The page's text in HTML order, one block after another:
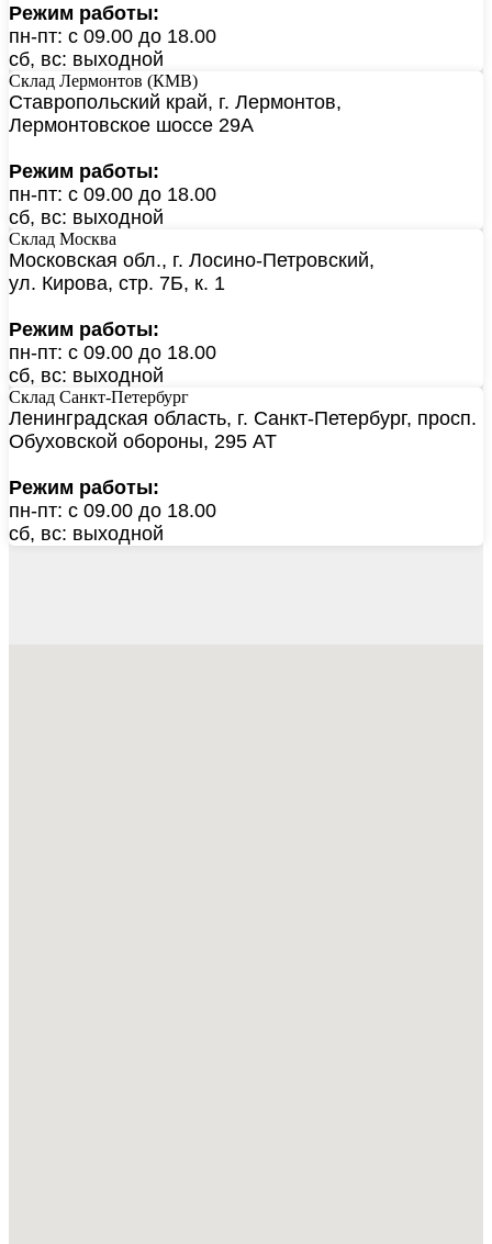
Режим работы:
пн-пт: с 09.00 до 18.00
сб, вс: выходной
Склад Лермонтов (КМВ)
Ставропольский край, г. Лермонтов,
Лермонтовское шоссе 29А
Режим работы:
пн-пт: с 09.00 до 18.00
сб, вс: выходной
Склад Москва
Московская обл., г. Лосино-Петровский,
ул. Кирова, стр. 7Б, к. 1
Режим работы:
пн-пт: с 09.00 до 18.00
сб, вс: выходной
Склад Санкт-Петербург
Ленинградская область, г. Санкт-Петербург, просп.
Обуховской обороны, 295 АТ
Режим работы:
пн-пт: с 09.00 до 18.00
сб, вс: выходной